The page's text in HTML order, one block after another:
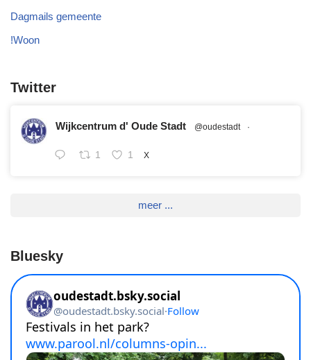
Dagmails gemeente
!Woon
Twitter
Wijkcentrum d' Oude Stadt @oudestadt ·
1 1 X
meer ...
Bluesky